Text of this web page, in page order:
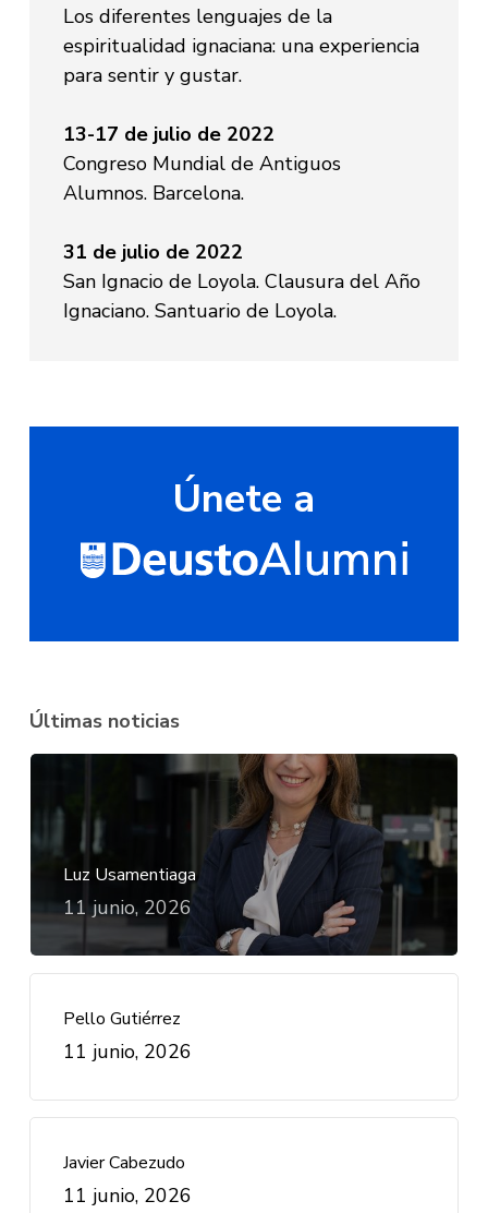
Los diferentes lenguajes de la
espiritualidad ignaciana: una experiencia
para sentir y gustar.
13-17 de julio de 2022
Congreso Mundial de Antiguos
Alumnos. Barcelona.
31 de julio de 2022
San Ignacio de Loyola. Clausura del Año
Ignaciano. Santuario de Loyola.
Únete a
Últimas noticias
Luz Usamentiaga
11 junio, 2026
Pello Gutiérrez
11 junio, 2026
Javier Cabezudo
11 junio, 2026